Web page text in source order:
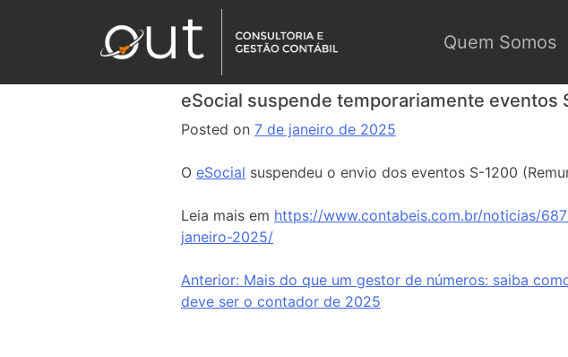
Quem Somos
eSocial suspende temporariamente eventos
Posted on 7 de janeiro de 2025
O eSocial suspendeu o envio dos eventos S-1200
Leia mais em https://www.contabeis.com.br/noticias/
janeiro-2025/
Anterior: Mais do que um gestor de números: saiba
deve ser o contador de 2025